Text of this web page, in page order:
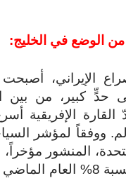
من الوضع في الخليج:
الإيراني، أصبحت
إلى حدٍّ كبير، من بين
القارة الإفريقية
ووفقاً لمؤشر
المنشور مؤخراً،
إلى القارة بنسبة 8%